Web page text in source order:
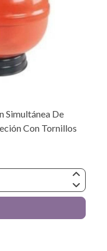
Simultánea De
Con Tornillos